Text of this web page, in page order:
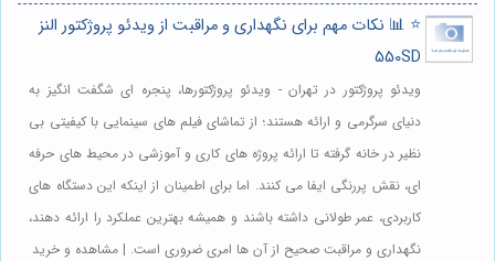
⭐️ 📊 نکات مهم برای نگهداری و مراقبت از ویدئو پروژکتور النز
550SD
ویدئو پروژکتور در تهران - ویدئو پروژکتورها، پنجره ای شگفت انگیز به
دنیای سرگرمی و ارائه هستند؛ از تماشای فیلم های سینمایی با کیفیتی بی
نظیر در خانه گرفته تا ارائه پروژه های کاری و آموزشی در محیط های حرفه
ای، نقش پررنگی ایفا می کنند. اما برای اطمینان از اینکه این دستگاه های
کاربردی، عمر طولانی داشته باشند و همیشه بهترین عملکرد را ارائه دهند،
نگهداری و مراقبت صحیح از آن ها امری ضروری است. | مشاهده و خرید